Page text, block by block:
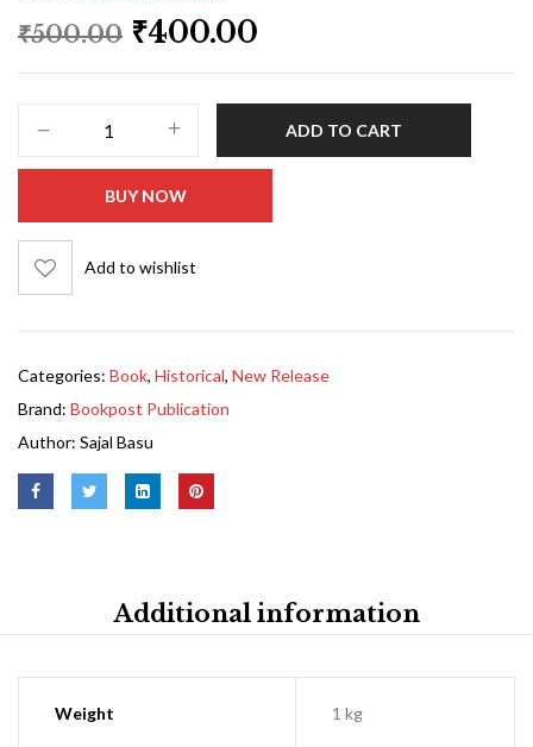
₹500.00 ₹400.00
ADD TO CART
BUY NOW
Add to wishlist
Categories: Book, Historical, New Release
Brand: Bookpost Publication
Author: Sajal Basu
Additional information
Weight 1 kg